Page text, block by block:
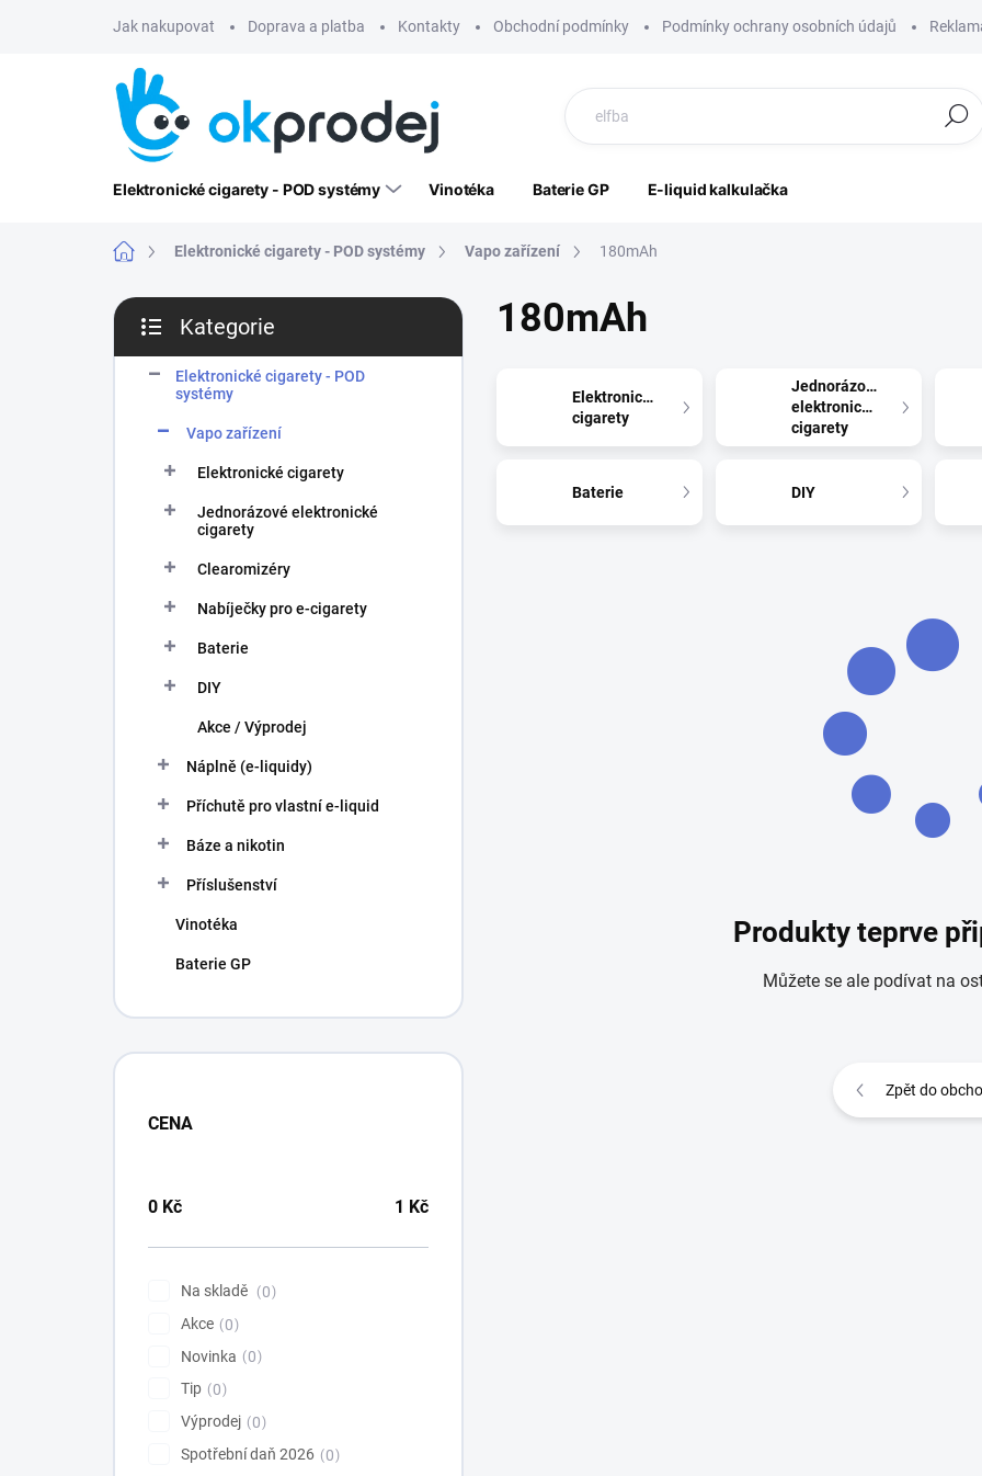
Jak nakupovat Doprava a platba Kontakty Obchodní podmínky Podmínky ochrany osobních údajů
Hledat
Elektronické cigarety - POD systémy Vinotéka Baterie GP E-liquid kalkulačka
Domů Elektronické cigarety - POD systémy Vapo zařízení 180mAh
P
s
kategorie
Kategorie
Elektronické cigarety - POD
systémy
Vapo zařízení
Elektronické cigarety
Jednorázové elektronické
cigarety
Clearomizéry
Nabíječky pro e-cigarety
Baterie
DIY
Akce / Výprodej
Náplně (e-liquidy)
Příchutě pro vlastní e-liquid
Báze a nikotin
Příslušenství
Vinotéka
Baterie GP
CENA
0 Kč 1 Kč
Na skladě
0
Akce
0
Novinka
0
Tip
0
Výprodej
0
Spotřební daň 2026
0
180mAh
Elektronické
cigarety
Jednorázové
elektronické
cigarety
Baterie DIY
Produkty teprve
Můžete se ale podívat na
Zpět do